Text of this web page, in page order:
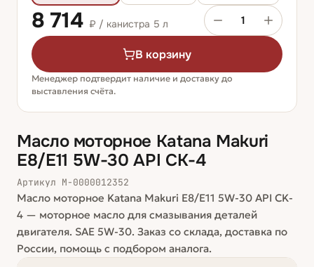
Масло моторное Katana Makuri
E8/E11 5W-30 API CK-4
Артикул М-0000012352
Масло моторное Katana Makuri E8/E11 5W-30 API CK-
4 — моторное масло для смазывания деталей
двигателя. SAE 5W-30. Заказ со склада, доставка по
России, помощь с подбором аналога.
8 714 ₽ / канистра 5 л 1
В корзину
Менеджер подтвердит наличие и доставку до
выставления счёта.